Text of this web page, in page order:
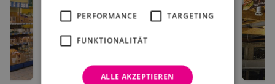
PERFORMANCE TARGETING
FUNKTIONALITÄT
ALLE AKZEPTIEREN